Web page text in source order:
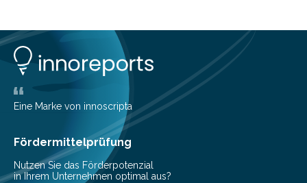
Untern
Eine Marke von innoscripta
Fördermittelprüfung
Nutzen Sie das Förderpotenzial
in Ihrem Unternehmen optimal aus?